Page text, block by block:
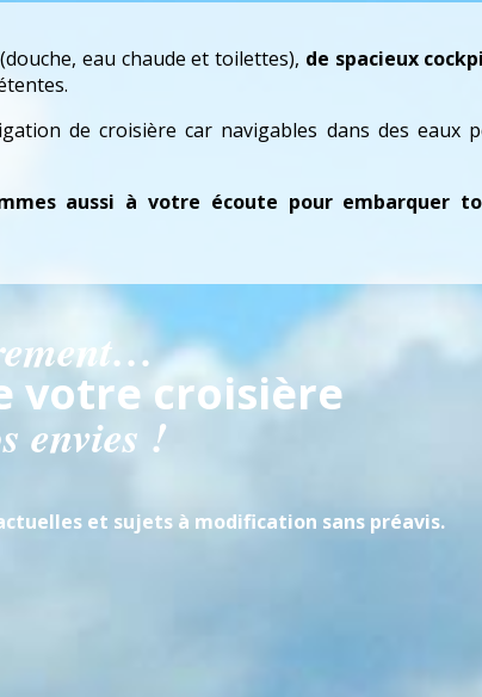
eau chaude et toilettes), de spacieux
de croisière car navigables dans des eaux
aussi à votre écoute pour embarquer
votre croisière
envies !
et sujets à modification sans préavis.